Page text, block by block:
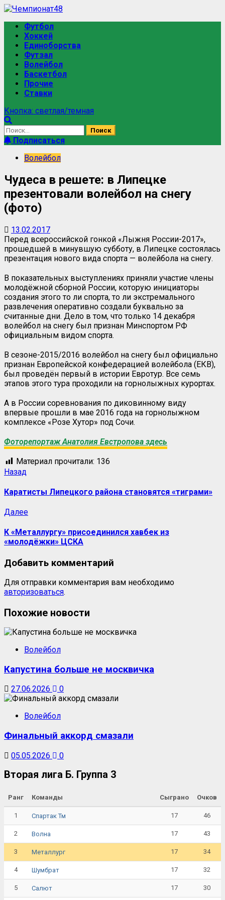
Футбол
Хоккей
Единоборства
Футзал
Волейбол
Баскетбол
Прочие
Ставки
Кнопка: светлая/темная
Подписаться
Волейбол
Чудеса в решете: в Липецке
презентовали волейбол на снегу
(фото)
13.02.2017
Перед всероссийской гонкой «Лыжня России-2017»,
прошедшей в минувшую субботу, в Липецке состоялась
презентация нового вида спорта — волейбола на снегу.
В показательных выступлениях приняли участие члены
молодёжной сборной России, которую инициаторы
создания этого то ли спорта, то ли экстремального
развлечения оперативно создали буквально за
считанные дни. Дело в том, что только 14 декабря
волейбол на снегу был признан Минспортом РФ
официальным видом спорта.
В сезоне-2015/2016 волейбол на снегу был официально
признан Европейской конфедерацией волейбола (ЕКВ),
был проведён первый в истории Евротур. Все семь
этапов этого тура проходили на горнолыжных курортах.
А в России соревнования по диковинному виду
впервые прошли в мае 2016 года на горнолыжном
комплексе «Розе Хутор» под Сочи.
Фоторепортаж Анатолия Евстропова здесь
Материал прочитали: 136
Назад
Каратисты Липецкого района становятся «тиграми»
Далее
К «Металлургу» присоединился хавбек из
«молодёжки» ЦСКА
Добавить комментарий
Для отправки комментария вам необходимо
авторизоваться.
Похожие новости
Волейбол
Капустина больше не москвичка
27.06.2026 0
Волейбол
Финальный аккорд смазали
05.05.2026 0
Вторая лига Б. Группа 3
Ранг Команды Сыграно Очков
1 Спартак Тм 17 46
2 Волна 17 43
3 Металлург 17 34
4 Шумбрат 17 32
5 Салют 17 30